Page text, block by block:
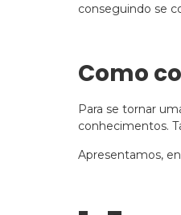
conseguindo se
Como
Para se tornar
conhecimentos.
Apresentamos,